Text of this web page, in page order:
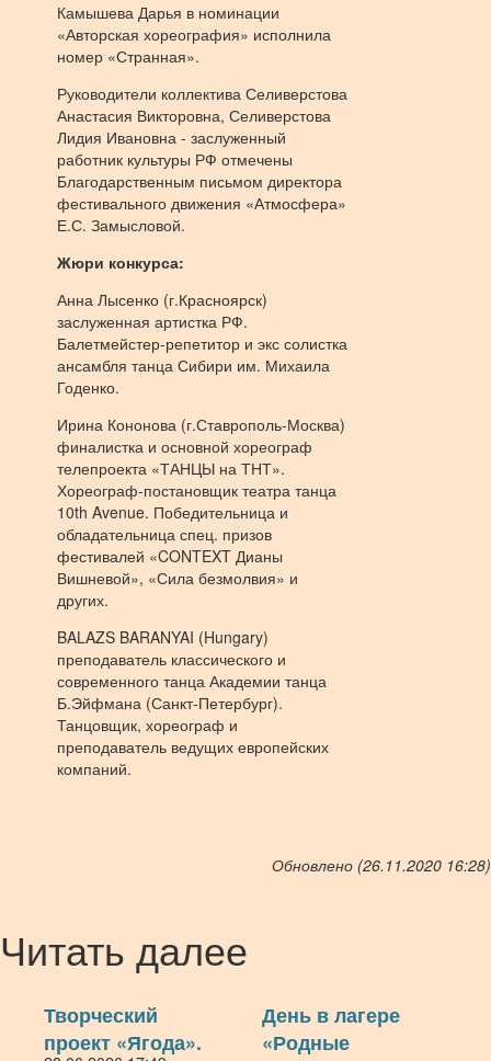
Камышева Дарья в номинации
«Авторская хореография» исполнила
номер «Странная».
Руководители коллектива Селиверстова
Анастасия Викторовна, Селиверстова
Лидия Ивановна - заслуженный
работник культуры РФ отмечены
Благодарственным письмом директора
фестивального движения «Атмосфера»
Е.С. Замысловой.
Жюри конкурса:
Анна Лысенко (г.Красноярск)
заслуженная артистка РФ.
Балетмейстер-репетитор и экс солистка
ансамбля танца Сибири им. Михаила
Годенко.
Ирина Кононова (г.Ставрополь-Москва)
финалистка и основной хореограф
телепроекта «ТАНЦЫ на ТНТ».
Хореограф-постановщик театра танца
10th Avenue. Победительница и
обладательница спец. призов
фестивалей «CONTEXT Дианы
Вишневой», «Сила безмолвия» и
других.
BALAZS BARANYAI (Hungary)
преподаватель классического и
современного танца Академии танца
Б.Эйфмана (Санкт-Петербург).
Танцовщик, хореограф и
преподаватель ведущих европейских
компаний.
Обновлено (26.11.2020 16:28)
Читать далее
Творческий
проект «Ягода».
День в лагере
«Родные